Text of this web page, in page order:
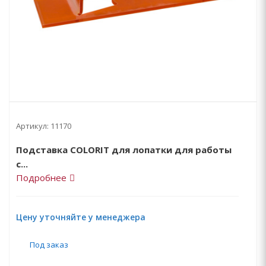
Артикул: 11170
Подставка COLORIT для лопатки для работы
с...
Подробнее
Цену уточняйте у менеджера
Под заказ